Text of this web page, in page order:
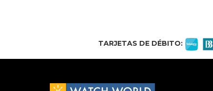
TARJETAS DE DÉBITO: